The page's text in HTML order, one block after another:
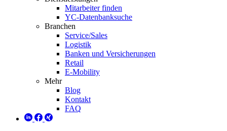
Mitarbeiter finden
YC-Datenbanksuche
Branchen
Service/Sales
Logistik
Banken und Versicherungen
Retail
E-Mobility
Mehr
Blog
Kontakt
FAQ